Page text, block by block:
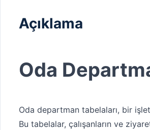
Açıklama
Oda
Oda departman tabelaları, bir
Bu tabelalar, çalışanların ve